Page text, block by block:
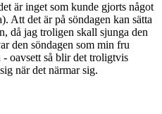
är inget som kunde gjorts något
Att det är på söndagen kan sätta
då jag troligen skall sjunga den
den söndagen som min fru
- oavsett så blir det troligtvis
när det närmar sig.